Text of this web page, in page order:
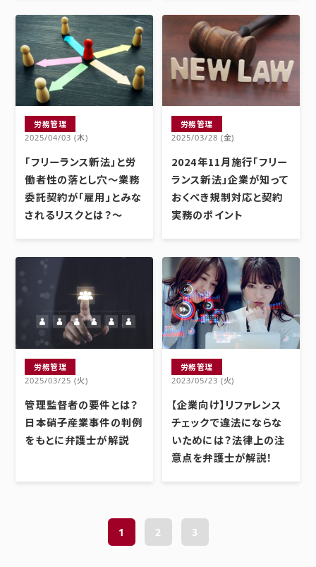
労務管理
2025/04/03 (木)
「フリーランス新法」と労
働者性の落とし穴～業務
委託契約が「雇用」とみな
されるリスクとは？～
労務管理
2025/03/28 (金)
2024年11月施行「フリー
ランス新法」企業が知って
おくべき規制対応と契約
実務のポイント
労務管理
2025/03/25 (火)
管理監督者の要件とは？
日本硝子産業事件の判例
をもとに弁護士が解説
労務管理
2023/05/23 (火)
【企業向け】リファレンス
チェックで違法にならな
いためには？法律上の注
意点を弁護士が解説！
1 2 3